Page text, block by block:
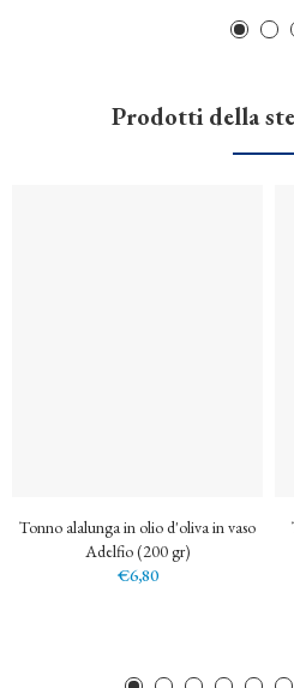
Prodotti della
Tonno alalunga in olio d'oliva in vaso
Adelfio (200 gr)
€6,80